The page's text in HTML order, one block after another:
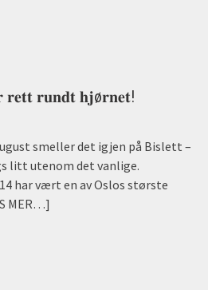
𝐫𝐞𝐭𝐭 𝐫𝐮𝐧𝐝𝐭 𝐡𝐣ø𝐫𝐧𝐞𝐭!
smeller det igjen på Bislett –
litt utenom det vanlige.
har vært en av Oslos største
MER…]